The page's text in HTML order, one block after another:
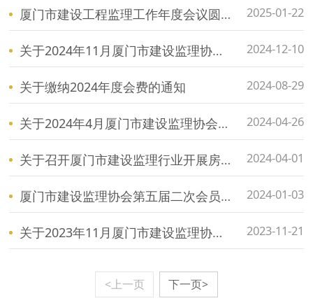
厦门市建设工程监理工作年度会议圆满召开 2025-01-22
关于2024年11月厦门市建设监理协会自律检查结果通报 2024-12-10
关于缴纳2024年度会费的通知 2024-08-29
关于2024年4月厦门市建设监理协会自律检查结果通报 2024-04-26
关于召开厦门市建设监理行业开展房屋市政工程监理专题行动专项整治活动动员大会简讯 2024-04-01
厦门市建设监理协会第五届二次会员大会暨《福建省房屋建筑 和市政基础设施工程标准监理招标文件》 （2023年版）宣贯会隆重召开 2024-01-03
关于2023年11月厦门市建设监理协会自律检查结果通报 2023-11-21
<上一页 下一页>